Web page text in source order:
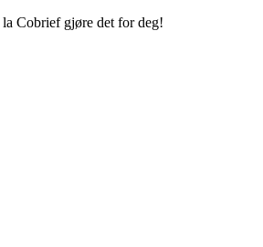
Cobrief gjøre det for deg!